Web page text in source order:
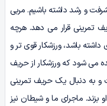
و رشد داشته باشیم. مربی
تمرینی قرار می دهد. هرچه
باشد، ورزشکار قوی تر و
می شود که ورزشکار از حریف
به دنبال یک حریف تمرینی
ماجرای ما و شیطان نیز